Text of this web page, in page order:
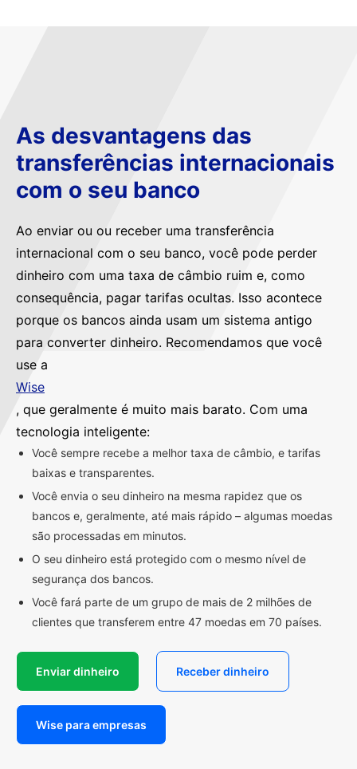
As desvantagens das
transferências internacionais
com o seu banco
Ao enviar ou ou receber uma transferência
internacional com o seu banco, você pode perder
dinheiro com uma taxa de câmbio ruim e, como
consequência, pagar tarifas ocultas. Isso acontece
porque os bancos ainda usam um sistema antigo
para converter dinheiro. Recomendamos que você
use a
Wise
, que geralmente é muito mais barato. Com uma
tecnologia inteligente:
Você sempre recebe a melhor taxa de câmbio, e tarifas
baixas e transparentes.
Você envia o seu dinheiro na mesma rapidez que os
bancos e, geralmente, até mais rápido – algumas moedas
são processadas em minutos.
O seu dinheiro está protegido com o mesmo nível de
segurança dos bancos.
Você fará parte de um grupo de mais de 2 milhões de
clientes que transferem entre 47 moedas em 70 países.
Enviar dinheiro Receber dinheiro
Wise para empresas